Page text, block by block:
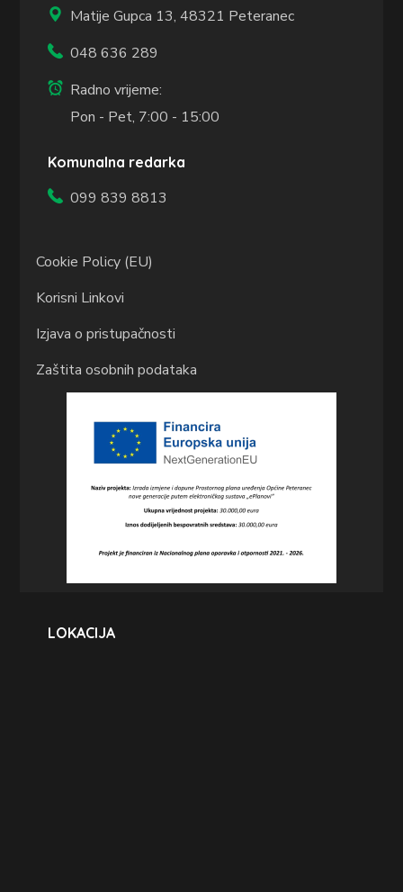
Matije Gupca 13,48321 Peteranec
048 636 289
Radno vrijeme:
Pon - Pet, 7:00 - 15:00
Komunalna redarka
099 839 8813
Cookie Policy (EU)
Korisni Linkovi
Izjava o pristupačnosti
Zaštita osobnih podataka
LOKACIJA